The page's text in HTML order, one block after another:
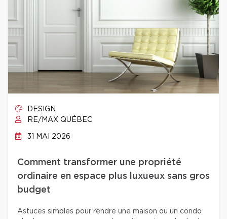
DESIGN
RE/MAX QUÉBEC
31 MAI 2026
Comment transformer une propriété
ordinaire en espace plus luxueux sans gros
budget
Astuces simples pour rendre une maison ou un condo